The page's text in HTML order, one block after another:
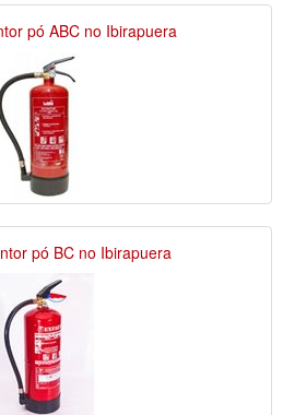
pó ABC no Ibirapuera
pó BC no Ibirapuera